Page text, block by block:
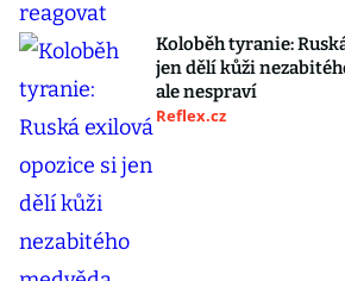
Koloběh tyranie:
jen dělí kůži
ale nespraví
Reflex.cz